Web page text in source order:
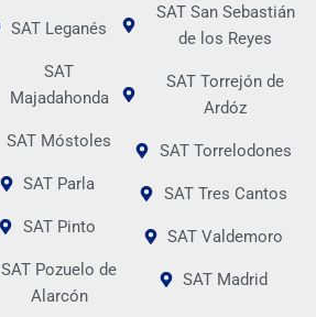
SAT Leganés
SAT
Majadahonda
SAT Móstoles
SAT Parla
SAT Pinto
SAT Pozuelo de
Alarcón
SAT San Sebastián
de los Reyes
SAT Torrejón de
Ardóz
SAT Torrelodones
SAT Tres Cantos
SAT Valdemoro
SAT Madrid